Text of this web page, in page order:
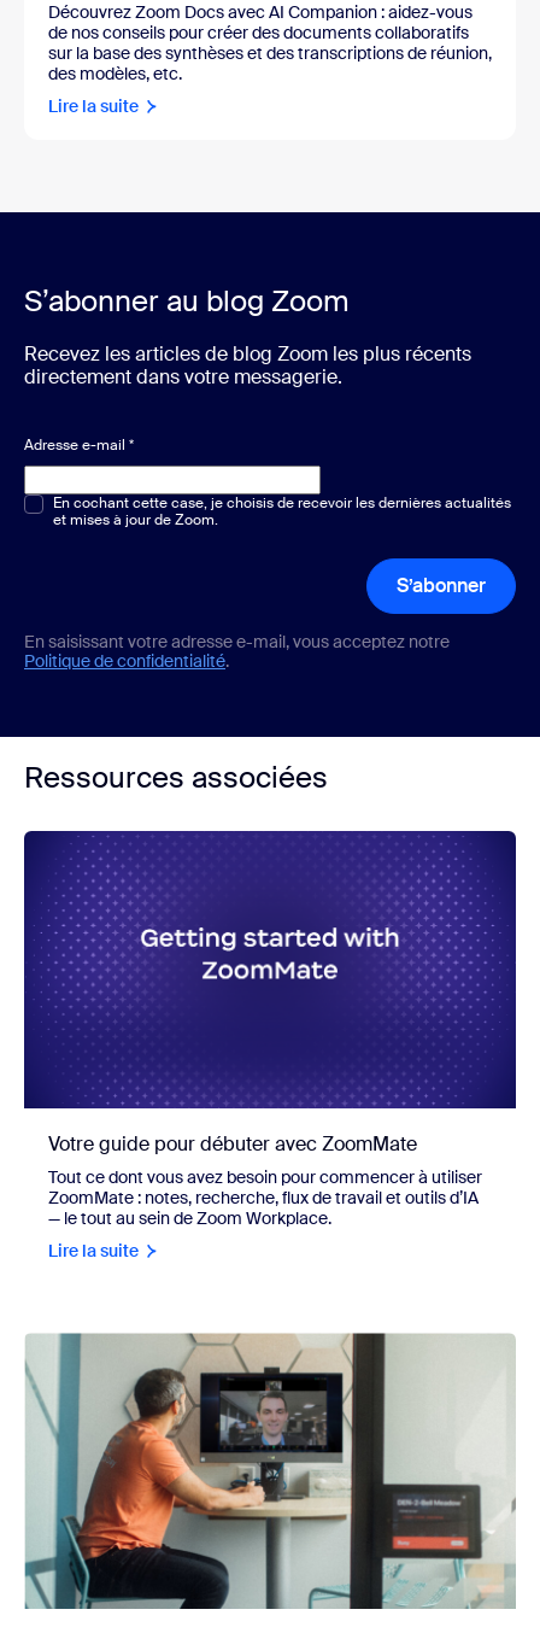
Découvrez Zoom Docs avec AI Companion :aidez-vous
de nos conseils pour créer des documents collaboratifs
sur la base des synthèses et des transcriptions de réunion,
des modèles, etc.
Lire la suite
S’abonner au blog Zoom
Recevez les articles de blog Zoom les plus récents
directement dans votre messagerie.
Adresse e-mail *
Choix multiple ou unique*
En cochant cette case, je choisis de recevoir les dernières actualités
et mises à jour de Zoom.
S’abonner
En saisissant votre adresse e-mail, vous acceptez notre
Politique de confidentialité.
Ressources associées
Votre guide pour débuter avec ZoomMate
Tout ce dont vous avez besoin pour commencer à utiliser
ZoomMate : notes, recherche, flux de travail et outils d’IA
— le tout au sein de Zoom Workplace.
Lire la suite